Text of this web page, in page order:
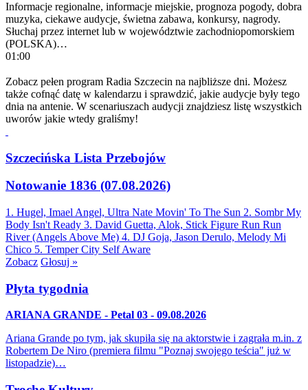
Informacje regionalne, informacje miejskie, prognoza pogody, dobra
muzyka, ciekawe audycje, świetna zabawa, konkursy, nagrody.
Słuchaj przez internet lub w województwie zachodniopomorskiem
(POLSKA)…
01:00
Zobacz pełen program Radia Szczecin na najbliższe dni. Możesz
także cofnąć datę w kalendarzu i sprawdzić, jakie audycje były tego
dnia na antenie. W scenariuszach audycji znajdziesz listę wszystkich
uworów jakie wtedy graliśmy!
Szczecińska Lista Przebojów
Notowanie 1836 (07.08.2026)
1. Hugel, Imael Angel, Ultra Nate Movin' To The Sun 2. Sombr My
Body Isn't Ready 3. David Guetta, Alok, Stick Figure Run Run
River (Angels Above Me) 4. DJ Goja, Jason Derulo, Melody Mi
Chico 5. Temper City Self Aware
Zobacz Głosuj »
Płyta tygodnia
ARIANA GRANDE - Petal 03 - 09.08.2026
Ariana Grande po tym, jak skupiła się na aktorstwie i zagrała m.in. z
Robertem De Niro (premiera filmu "Poznaj swojego teścia" już w
listopadzie)…